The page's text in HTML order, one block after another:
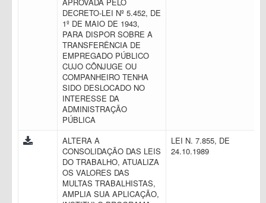
DECRETO-LEI Nº 5.452, DE
1º DE MAIO DE 1943,
PARA DISPOR SOBRE A
TRANSFERÊNCIA DE
EMPREGADO PÚBLICO
CUJO CÔNJUGE OU
COMPANHEIRO TENHA
SIDO DESLOCADO NO
INTERESSE DA
ADMINISTRAÇÃO
PÚBLICA
ALTERA A
CONSOLIDAÇÃO DAS LEIS
DO TRABALHO, ATUALIZA
OS VALORES DAS
MULTAS TRABALHISTAS,
AMPLIA SUA APLICAÇÃO,
LEI N. 7.855, DE
24.10.1989